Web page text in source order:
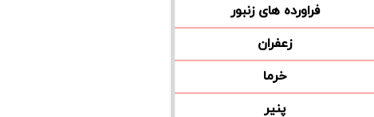
فراورده های زنبور
زعفران
خرما
پنیر